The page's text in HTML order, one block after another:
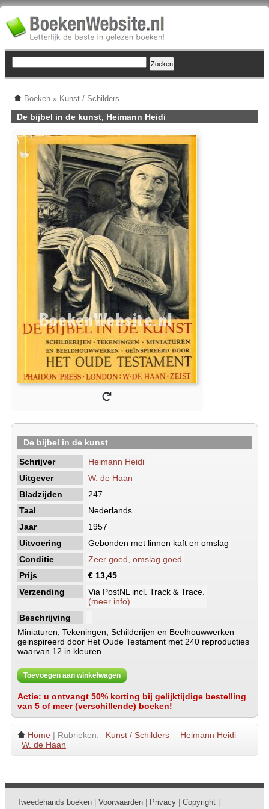
Boeken » Kunst / Schilders
De bijbel in de kunst, Heimann Heidi
De bijbel in de kunst
Schrijver
Heimann Heidi
Uitgever
W. de Haan
Bladzijden
247
Taal
Nederlands
Jaar
1957
Uitvoering
Gebonden met linnen kaft en omslag
Conditie
Zeer goed, omslag goed
Prijs
€ 13,45
Verzending
Via PostNL incl. Track & Trace.
(meer info)
Beschrijving
Miniaturen, Tekeningen, Schilderijen en Beelhouwwerken
geinspireerd door Het Oude Testament met 240 reproducties
waarvan 12 in kleuren.
Toevoegen aan winkelwagen
Actie: u ontvangt 50% korting bij gelijktijdige bestelling
van 5 of meer (verschillende) boeken!
Home | Rubrieken: Kunst / Schilders
Heimann Heidi
W. de Haan
Tweedehands boeken Voorwaarden Privacy Copyright